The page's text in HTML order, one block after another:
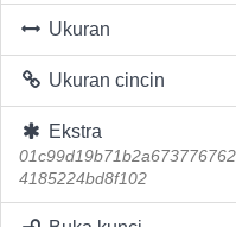
Ukuran
Ukuran cincin
Ekstra
4185224bd8f102